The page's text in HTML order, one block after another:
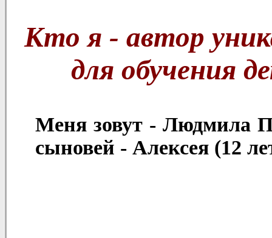
Кто я - автор
для обучения
Меня зовут - Людмила
сыновей - Алексея (12